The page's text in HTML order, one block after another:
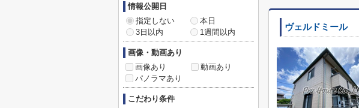
ヴェルドミール
情報公開日
指定しない
本日
3日以内
1週間以内
画像・動画あり
画像あり
動画あり
パノラマあり
こだわり条件